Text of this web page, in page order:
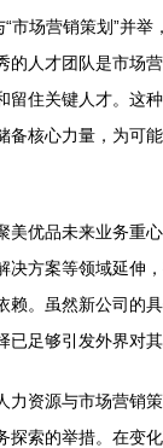
“市场营销策划”并
的人才团队是市场
留住关键人才。这
备核心力量，为可
美优品未来业务重
决方案等领域延伸
赖。虽然新公司的
已足够引发外界对
力资源与市场营销
探索的举措。在变